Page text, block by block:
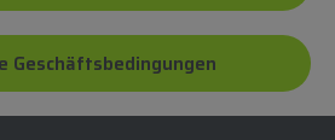
Geschäftsbedingungen